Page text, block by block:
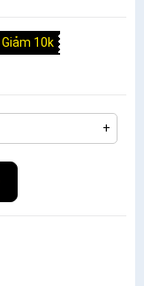
Giảm 10k
+